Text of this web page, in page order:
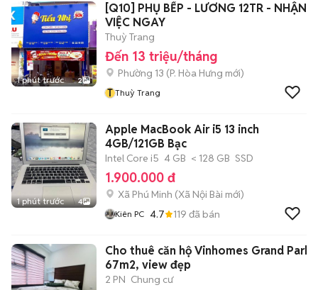
1 phút trước 2
[Q10] PHỤ BẾP - LƯƠNG 12TR - NHẬN
VIỆC NGAY
Thuỳ Trang
Đến 13 triệu/tháng
Phường 13 (P. Hòa Hưng mới)
T Thuỳ Trang
1 phút trước 4
Apple MacBook Air i5 13 inch
4GB/121GB Bạc
Intel Core i5 4 GB < 128 GB SSD
1.900.000 đ
Xã Phú Minh (Xã Nội Bài mới)
Kiên PC 4.7 119 đã bán
Cho thuê căn hộ Vinhomes Grand Park,
67m2, view đẹp
2 PN Chung cư